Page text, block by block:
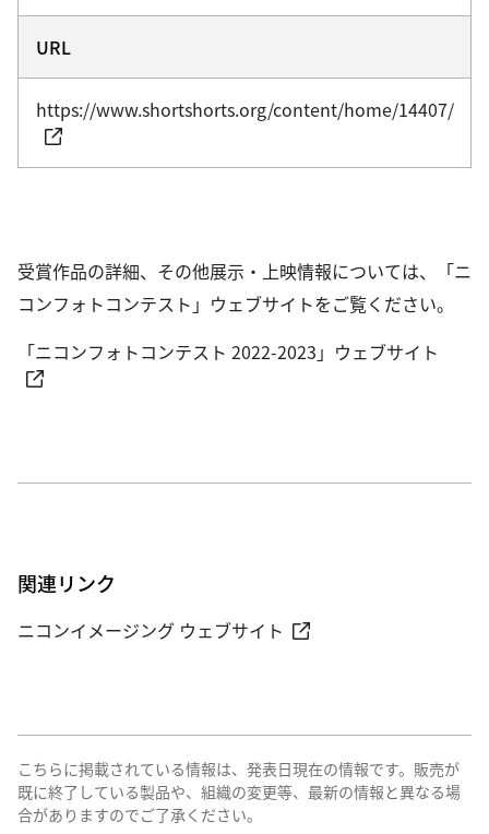
URL
https://www.shortshorts.org/content/home/14407/
受賞作品の詳細、その他展示・上映情報については、「ニ
コンフォトコンテスト」ウェブサイトをご覧ください。
「ニコンフォトコンテスト 2022-2023」ウェブサイト
関連リンク
ニコンイメージング ウェブサイト
こちらに掲載されている情報は、発表日現在の情報です。販売が
既に終了している製品や、組織の変更等、最新の情報と異なる場
合がありますのでご了承ください。